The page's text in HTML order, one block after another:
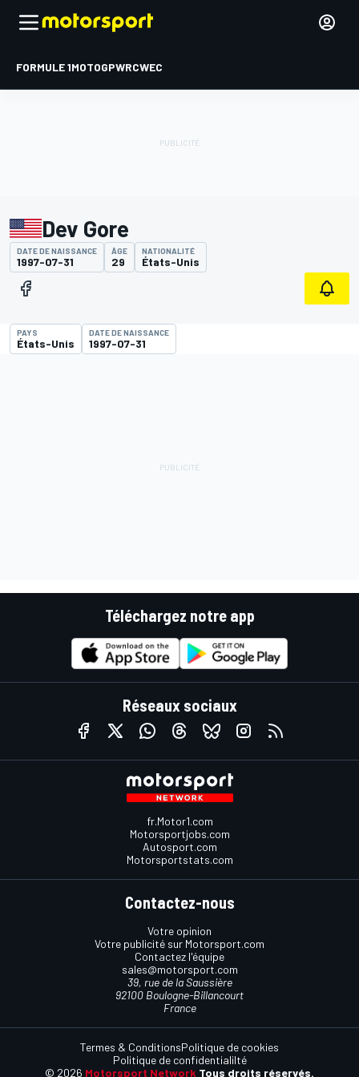
FORMULE 1MOTOGPWRCWEC
Dev Gore
DATE DE NAISSANCE
1997-07-31
ÂGE
29
NATIONALITÉ
États-Unis
PAYS
États-Unis
DATE DE NAISSANCE
1997-07-31
Téléchargez notre app
Réseaux sociaux
fr.Motor1.com
Motorsportjobs.com
Autosport.com
Motorsportstats.com
Contactez-nous
Votre opinion
Votre publicité sur Motorsport.com
Contactez l'équipe
sales@motorsport.com
39, rue de la Saussière
92100 Boulogne-Billancourt
France
© 2026 Motorsport Network Tous droits réservés.
Termes & ConditionsPolitique de cookies
Politique de confidentialilté